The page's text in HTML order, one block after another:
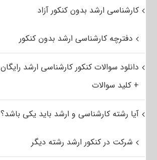
کارشناسی ارشد بدون کنکور آزاد
دفترچه کارشناسی ارشد بدون کنکور
دانلود سوالات کنکور کارشناسی ارشد رایگان
+ کلید سوالات
آیا رشته کارشناسی و ارشد باید یکی باشد؟
شرکت در کنکور ارشد رشته دیگر